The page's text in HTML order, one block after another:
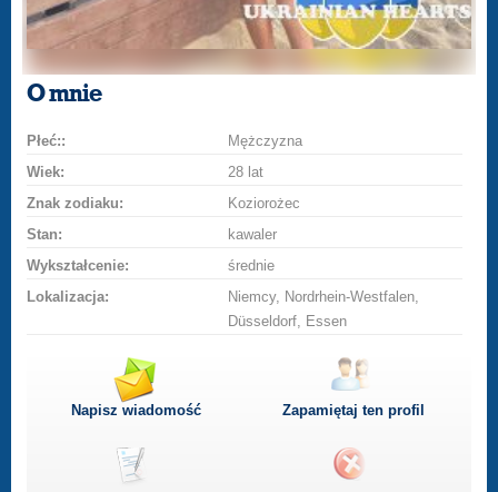
O mnie
Płeć::
Mężczyzna
Wiek:
28 lat
Znak zodiaku:
Koziorożec
Stan:
kawaler
Wykształcenie:
średnie
Lokalizacja:
Niemcy, Nordrhein-Westfalen,
Düsseldorf, Essen
Napisz wiadomość Zapamiętaj ten profil